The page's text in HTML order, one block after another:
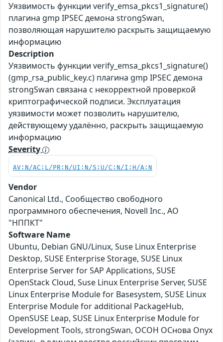
Уязвимость функции verify_emsa_pkcs1_signature()
плагина gmp IPSEC демона strongSwan,
позволяющая нарушителю раскрыть защищаемую
информацию
Description
Уязвимость функции verify_emsa_pkcs1_signature()
(gmp_rsa_public_key.c) плагина gmp IPSEC демона
strongSwan связана с некорректной проверкой
криптографической подписи. Эксплуатация
уязвимости может позволить нарушителю,
действующему удалённо, раскрыть защищаемую
информацию
Severity
AV:N/AC:L/PR:N/UI:N/S:U/C:N/I:H/A:N
Vendor
Canonical Ltd., Сообщество свободного
программного обеспечения, Novell Inc., АО
"НППКТ"
Software Name
Ubuntu, Debian GNU/Linux, Suse Linux Enterprise
Desktop, SUSE Enterprise Storage, SUSE Linux
Enterprise Server for SAP Applications, SUSE
OpenStack Cloud, Suse Linux Enterprise Server, SUSE
Linux Enterprise Module for Basesystem, SUSE Linux
Enterprise Module for additional PackageHub,
OpenSUSE Leap, SUSE Linux Enterprise Module for
Development Tools, strongSwan, ОСОН ОСнова Оnyx